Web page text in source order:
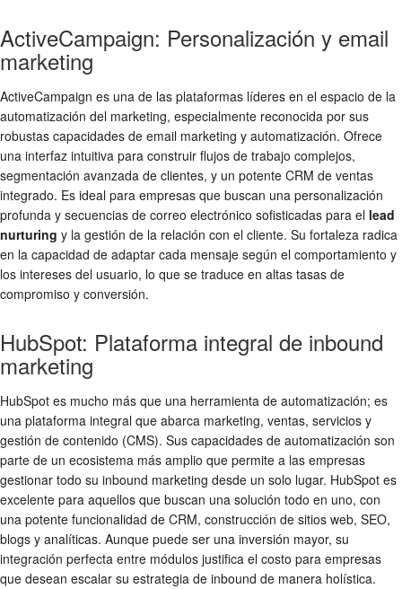
ActiveCampaign: Personalización y email
marketing
ActiveCampaign es una de las plataformas líderes en el espacio de la
automatización del marketing, especialmente reconocida por sus
robustas capacidades de email marketing y automatización. Ofrece
una interfaz intuitiva para construir flujos de trabajo complejos,
segmentación avanzada de clientes, y un potente CRM de ventas
integrado. Es ideal para empresas que buscan una personalización
profunda y secuencias de correo electrónico sofisticadas para el lead
nurturing y la gestión de la relación con el cliente. Su fortaleza radica
en la capacidad de adaptar cada mensaje según el comportamiento y
los intereses del usuario, lo que se traduce en altas tasas de
compromiso y conversión.
HubSpot: Plataforma integral de inbound
marketing
HubSpot es mucho más que una herramienta de automatización; es
una plataforma integral que abarca marketing, ventas, servicios y
gestión de contenido (CMS). Sus capacidades de automatización son
parte de un ecosistema más amplio que permite a las empresas
gestionar todo su inbound marketing desde un solo lugar. HubSpot es
excelente para aquellos que buscan una solución todo en uno, con
una potente funcionalidad de CRM, construcción de sitios web, SEO,
blogs y analíticas. Aunque puede ser una inversión mayor, su
integración perfecta entre módulos justifica el costo para empresas
que desean escalar su estrategia de inbound de manera holística.